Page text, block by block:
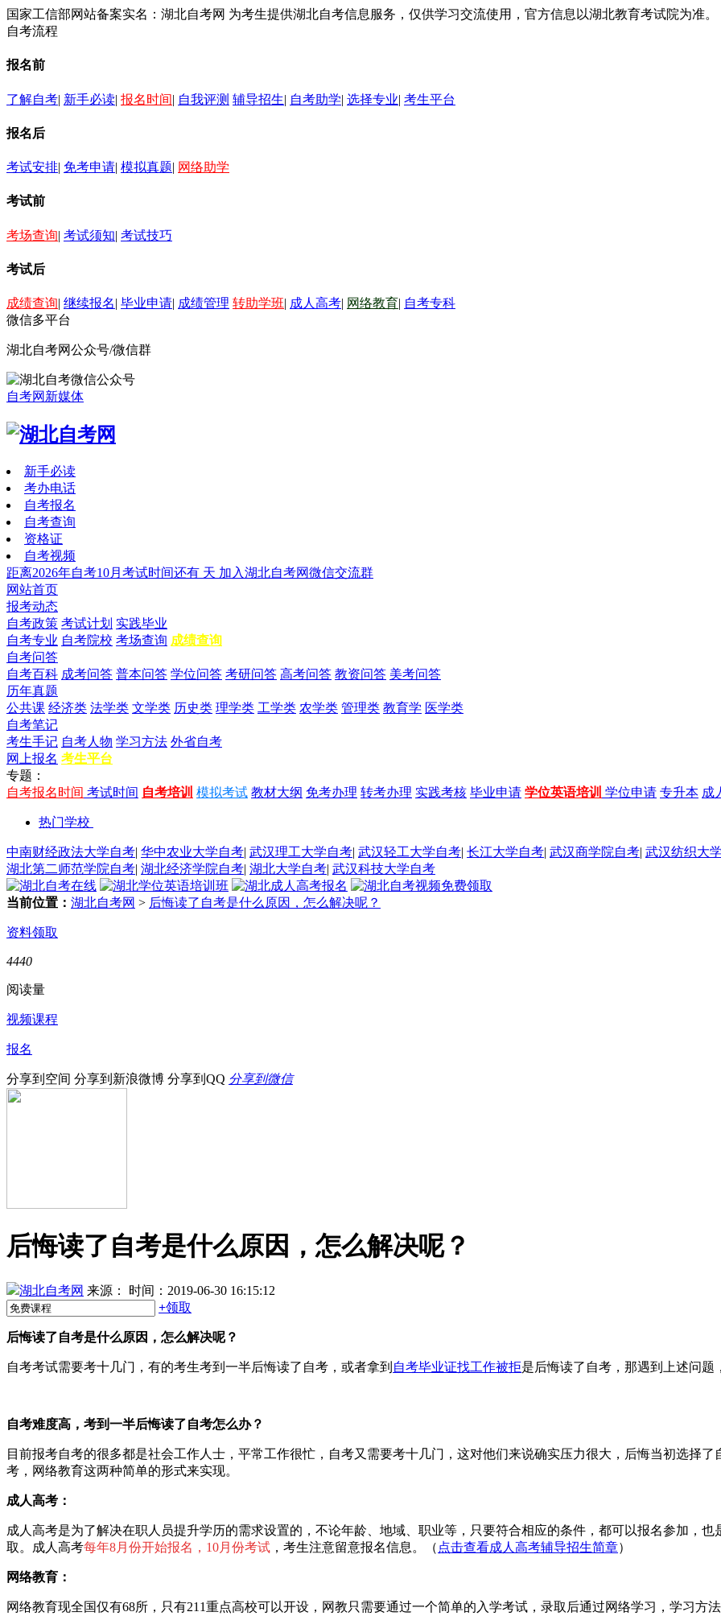
国家工信部网站备案实名：湖北自考网 为考生提供湖北自考信息服务，仅供学习交流使用，官方信息以湖北教育考试院为准。
自考流程
报名前
了解自考| 新手必读| 报名时间| 自我评测 辅导招生| 自考助学| 选择专业| 考生平台
报名后
考试安排| 免考申请| 模拟真题| 网络助学
考试前
考场查询| 考试须知| 考试技巧
考试后
成绩查询| 继续报名| 毕业申请| 成绩管理 转助学班| 成人高考| 网络教育| 自考专科
微信多平台
湖北自考网公众号/微信群
自考网新媒体
新手必读
考办电话
自考报名
自考查询
资格证
自考视频
距离2026年自考10月考试时间还有 天 加入湖北自考网微信交流群
网站首页
报考动态
自考政策 考试计划 实践毕业
自考专业 自考院校 考场查询 成绩查询
自考问答
自考百科 成考问答 普本问答 学位问答 考研问答 高考问答 教资问答 美考问答
历年真题
公共课 经济类 法学类 文学类 历史类 理学类 工学类 农学类 管理类 教育学 医学类
自考笔记
考生手记 自考人物 学习方法 外省自考
网上报名 考生平台
专题：
自考报名时间 考试时间 自考培训 模拟考试 教材大纲 免考办理 转考办理 实践考核 毕业申请 学位英语培训 学位申请 专升本 成
热门学校
中南财经政法大学自考| 华中农业大学自考| 武汉理工大学自考| 武汉轻工大学自考| 长江大学自考| 武汉商学院自考| 武汉纺织大
湖北第二师范学院自考| 湖北经济学院自考| 湖北大学自考| 武汉科技大学自考
当前位置： 湖北自考网 > 后悔读了自考是什么原因，怎么解决呢？
资料领取
4440
阅读量
视频课程
报名
分享到空间 分享到新浪微博 分享到QQ 分享到微信
后悔读了自考是什么原因，怎么解决呢？
湖北自考网 来源：
时间：2019-06-30 16:15:12
+领取
后悔读了自考是什么原因，怎么解决呢？
自考考试需要考十几门，有的考生考到一半后悔读了自考，或者拿到 自考毕业证找工作被拒是后悔读了自考，那遇到上述问题
自考难度高，考到一半后悔读了自考怎么办？
目前报考自考的很多都是社会工作人士，平常工作很忙，自考又需要考十几门，这对他们来说确实压力很大，后悔当初选择
考，网络教育这两种简单的形式来实现。
成人高考：
成人高考是为了解决在职人员提升学历的需求设置的，不论年龄、地域、职业等，只要符合相应的条件，都可以报名参加，
取。成人高考每年8月份开始报名，10月份考试 ，考生注意留意报名信息。（ 点击查看成人高考辅导招生简章）
网络教育：
网络教育现全国仅有68所，只有211重点高校可以开设，网教只需要通过一个简单的入学考试，录取后通过网络学习 ，学习方